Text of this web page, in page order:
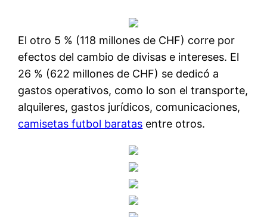
El otro 5 % (118 millones de CHF) corre por
efectos del cambio de divisas e intereses. El
26 % (622 millones de CHF) se dedicó a
gastos operativos, como lo son el transporte,
alquileres, gastos jurídicos, comunicaciones,
camisetas futbol baratas entre otros.